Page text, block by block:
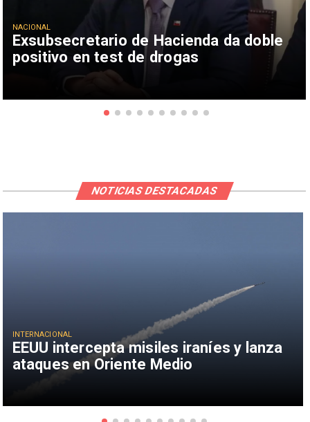
Exsubsecretario de Hacienda da doble
positivo en test de drogas
NACIONAL
EEUU intercepta misiles iraníes y lanza
ataques en Oriente Medio
INTERNACIONAL
NOTICIAS DESTACADAS